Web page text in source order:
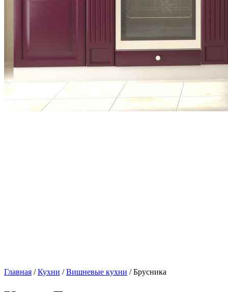
Главная /Кухни /Вишневые кухни / Брусника